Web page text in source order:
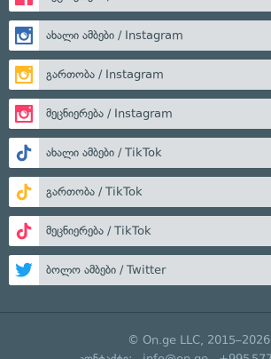
ახალი ამბები / Instagram
გართობა / Instagram
მეცნიერება / Instagram
ახალი ამბები / TikTok
გართობა / TikTok
მეცნიერება / TikTok
ბოლო ამბები / Twitter
© On.ge LLC, 2015–2026